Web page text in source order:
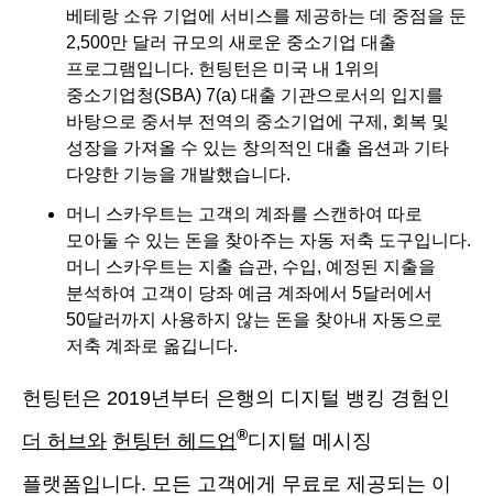
베테랑 소유 기업에 서비스를 제공하는 데 중점을 둔
2,500만 달러 규모의 새로운 중소기업 대출
프로그램입니다. 헌팅턴은 미국 내 1위의
중소기업청(SBA) 7(a) 대출 기관으로서의 입지를
바탕으로 중서부 전역의 중소기업에 구제, 회복 및
성장을 가져올 수 있는 창의적인 대출 옵션과 기타
다양한 기능을 개발했습니다.
머니 스카우트는 고객의 계좌를 스캔하여 따로
모아둘 수 있는 돈을 찾아주는 자동 저축 도구입니다.
머니 스카우트는 지출 습관, 수입, 예정된 지출을
분석하여 고객이 당좌 예금 계좌에서 5달러에서
50달러까지 사용하지 않는 돈을 찾아내 자동으로
저축 계좌로 옮깁니다.
헌팅턴은 2019년부터 은행의 디지털 뱅킹 경험인
더 허브와 헌팅턴 헤드업 ®디지털 메시징
플랫폼입니다. 모든 고객에게 무료로 제공되는 이